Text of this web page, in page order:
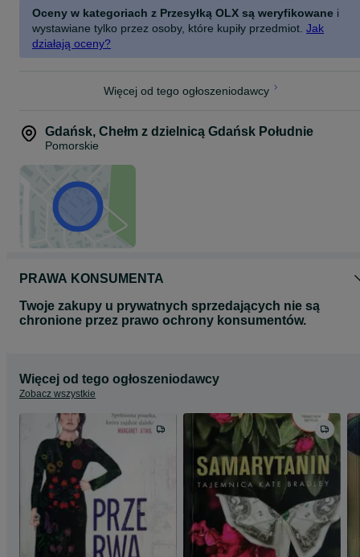
Oceny w kategoriach z Przesyłką OLX są weryfikowane i
wystawiane tylko przez osoby, które kupiły przedmiot. Jak
działają oceny?
Więcej od tego ogłoszeniodawcy
Gdańsk, Chełm z dzielnicą Gdańsk Południe
Pomorskie
PRAWA KONSUMENTA
Twoje zakupy u prywatnych sprzedających nie są
chronione przez prawo ochrony konsumentów.
Więcej od tego ogłoszeniodawcy
Zobacz wszystkie